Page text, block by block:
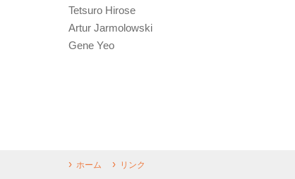
Tetsuro Hirose
Artur Jarmolowski
Gene Yeo
ホーム リンク